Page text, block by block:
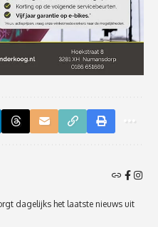
dagelijks het laatste nieuws uit